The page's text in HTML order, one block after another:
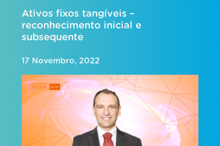
Ativos fixos tangíveis –
reconhecimento inicial e
subsequente
17 Novembro, 2022